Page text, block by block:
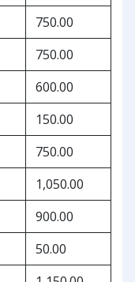
750.00
750.00
600.00
150.00
750.00
1,050.00
900.00
50.00